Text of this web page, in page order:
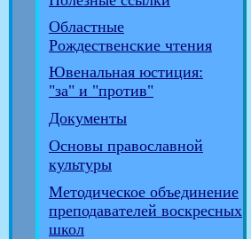
Областные
Рождественские чтения
Ювенальная юстиция:
"за" и "против"
Документы
Основы православной
культуры
Методическое объединение
преподавателей воскресных
школ